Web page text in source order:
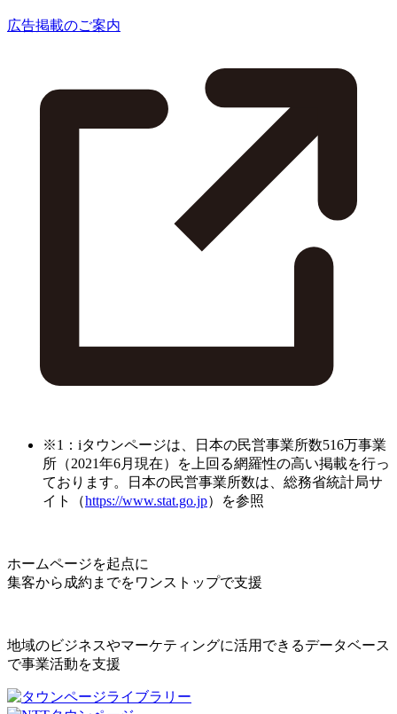
広告掲載のご案内
※1：iタウンページは、日本の民営事業所数516万事業
所（2021年6月現在）を上回る網羅性の高い掲載を行っ
ております。日本の民営事業所数は、総務省統計局サ
イト（https://www.stat.go.jp）を参照
ホームページを起点に
集客から成約までをワンストップで支援
地域のビジネスやマーケティングに活用できるデータベース
で事業活動を支援